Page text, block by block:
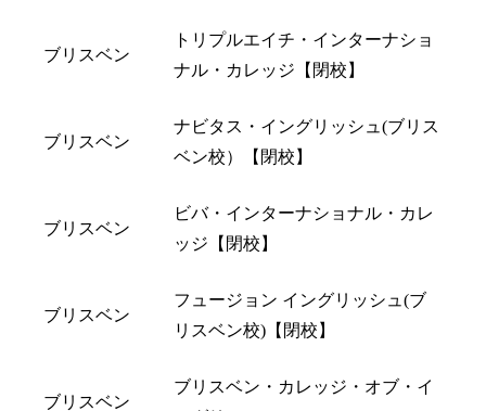
ブリスベン
トリプルエイチ・インターナショ
ナル・カレッジ【閉校】
ブリスベン
ナビタス・イングリッシュ(ブリス
ベン校）【閉校】
ブリスベン
ビバ・インターナショナル・カレ
ッジ【閉校】
ブリスベン
フュージョン イングリッシュ(ブ
リスベン校)【閉校】
ブリスベン
ブリスベン・カレッジ・オブ・イ